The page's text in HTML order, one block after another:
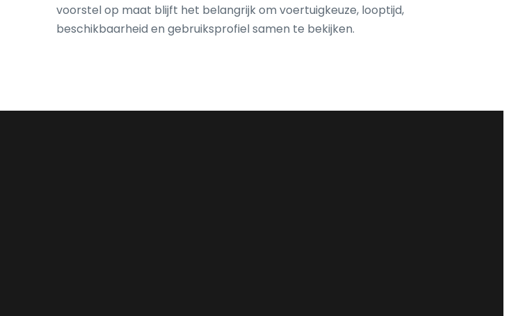
voorstel op maat blijft het belangrijk om voertuigkeuze, looptijd,
beschikbaarheid en gebruiksprofiel samen te bekijken.